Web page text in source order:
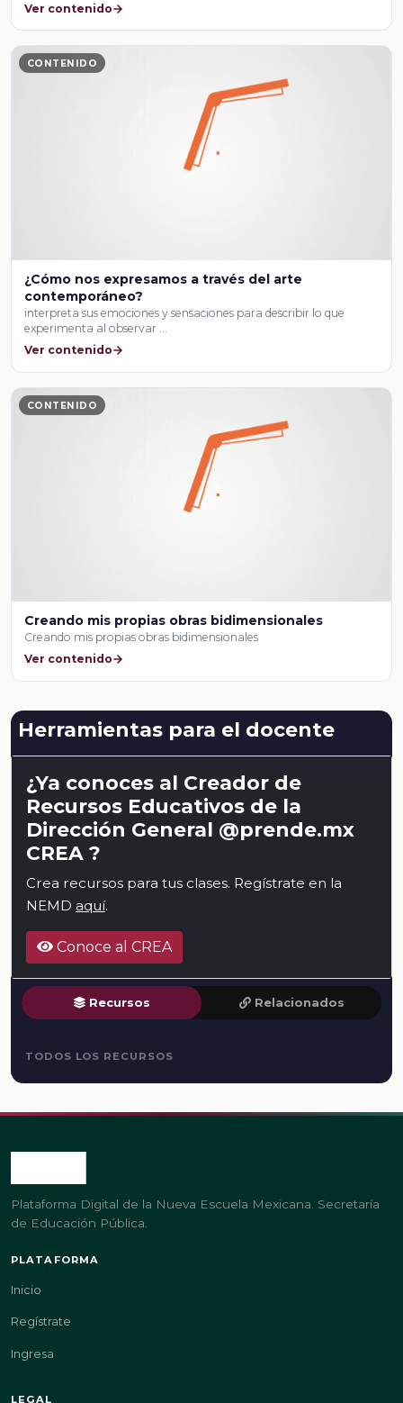
Ver contenido
CONTENIDO
¿Cómo nos expresamos a través del arte
contemporáneo?
interpreta sus emociones y sensaciones para describir lo que
experimenta al observar …
Ver contenido
CONTENIDO
Creando mis propias obras bidimensionales
Creando mis propias obras bidimensionales
Ver contenido
Herramientas para el docente
¿Ya conoces al Creador de
Recursos Educativos de la
Dirección General @prende.mx
CREA ?
Crea recursos para tus clases. Regístrate en la
NEMD aquí.
Conoce al CREA
Recursos Relacionados
TODOS LOS RECURSOS
Plataforma Digital de la Nueva Escuela Mexicana. Secretaría
de Educación Pública.
PLATAFORMA
Inicio
Regístrate
Ingresa
LEGAL